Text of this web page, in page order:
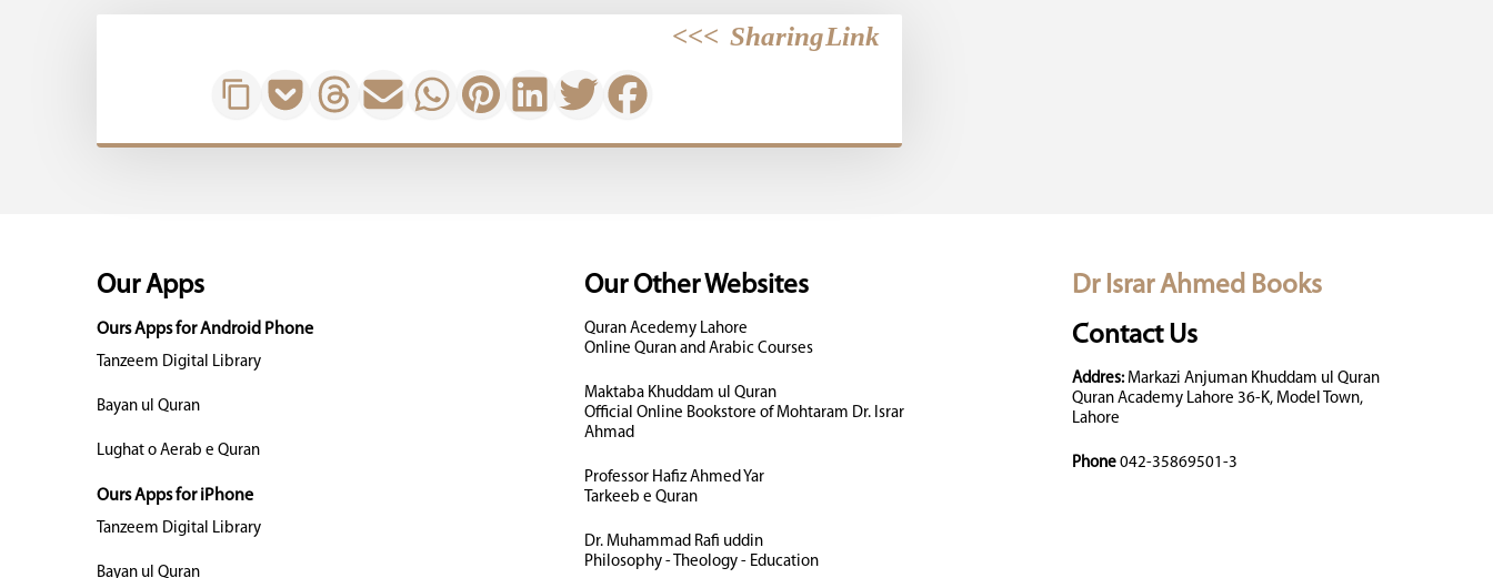
Sharing Link
>>>
Dr Israr Ahmed Books
Contact Us
Addres:Markazi Anjuman Khuddam ul Quran
Quran Academy Lahore 36-K, Model Town,
Lahore
Phone 042-35869501-3
Our Other Websites
Quran Acedemy Lahore
Online Quran and Arabic Courses
Maktaba Khuddam ul Quran
Official Online Bookstore of Mohtaram Dr. Israr
Ahmad
Professor Hafiz Ahmed Yar
Tarkeeb e Quran
Dr. Muhammad Rafi uddin
Philosophy - Theology - Education
Our Apps
Ours Apps for Android Phone
Tanzeem Digital Library
Bayan ul Quran
Lughat o Aerab e Quran
Ours Apps for iPhone
Tanzeem Digital Library
Bayan ul Quran